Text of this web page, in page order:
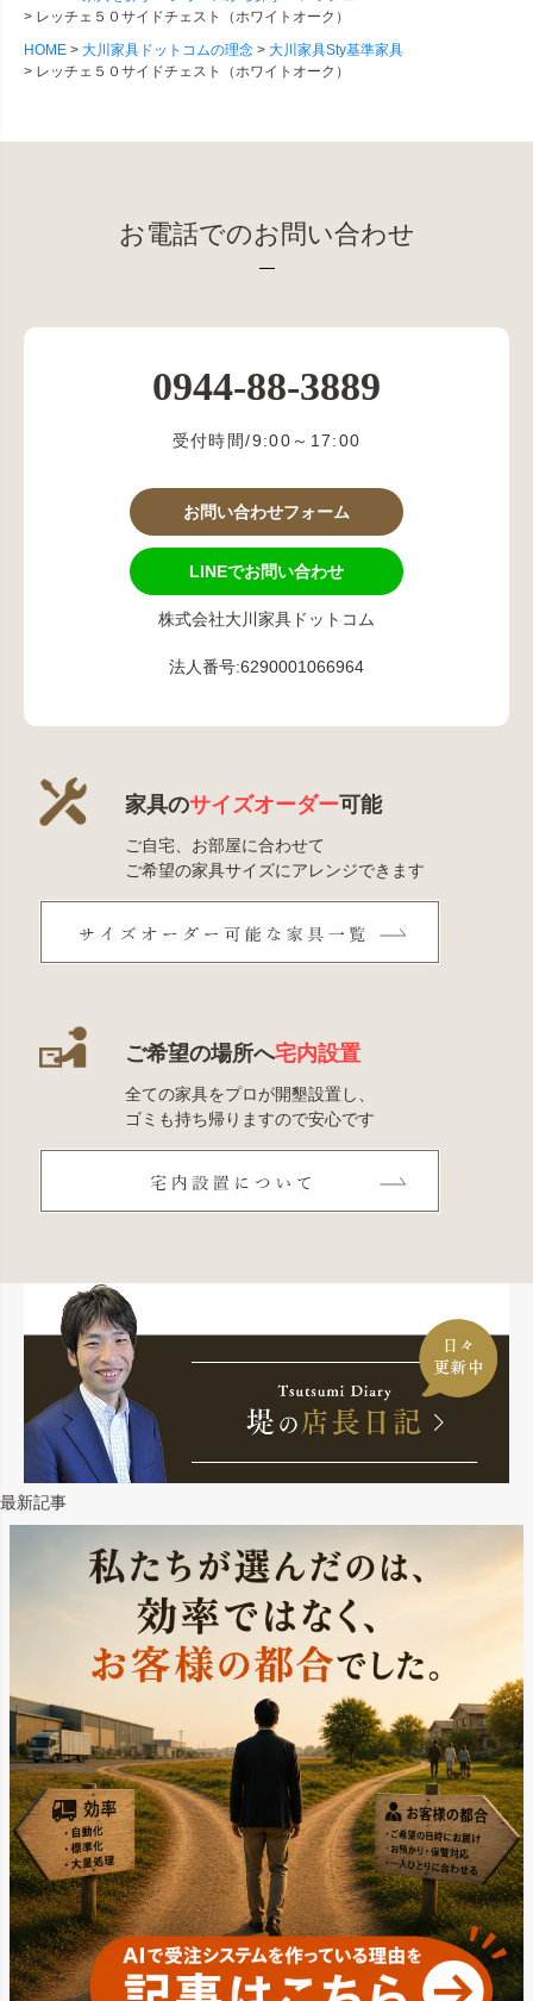
レッチェ５０サイドチェスト（ホワイトオーク）
HOME
大川家具ドットコムの理念
大川家具Sty基準家具
レッチェ５０サイドチェスト（ホワイトオーク）
お電話でのお問い合わせ
0944-88-3889
受付時間/9:00～17:00
お問い合わせフォーム
LINEでお問い合わせ
株式会社大川家具ドットコム
法人番号:6290001066964
家具のサイズオーダー可能
ご自宅、お部屋に合わせて
ご希望の家具サイズにアレンジできます
ご希望の場所へ宅内設置
全ての家具をプロが開墾設置し、
ゴミも持ち帰りますので安心です
最新記事